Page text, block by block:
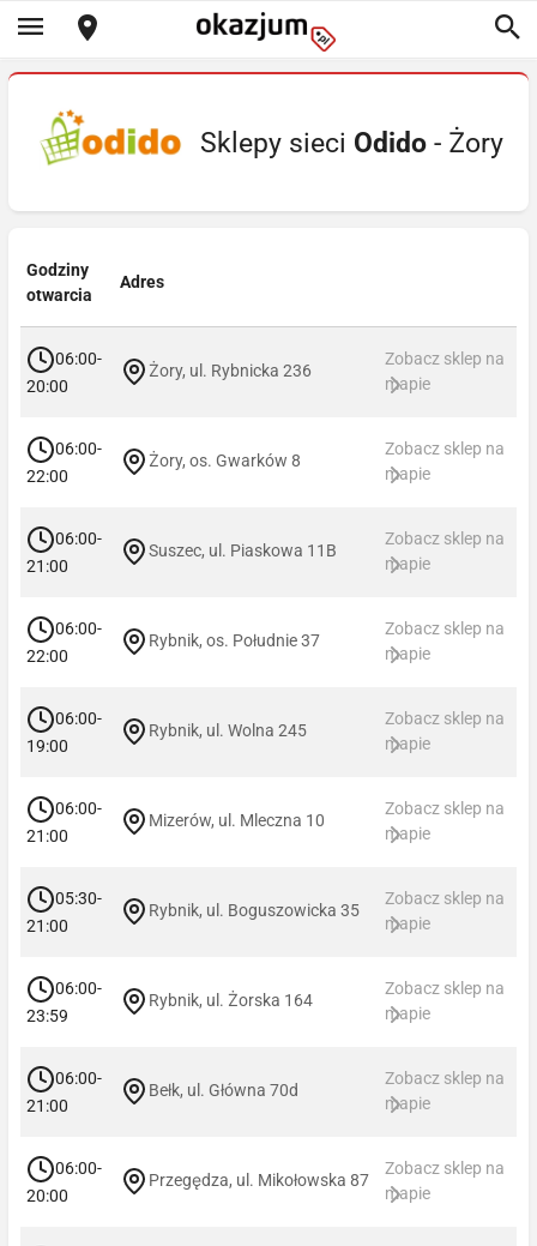
Sklepy sieci Odido - Żory
Godziny
otwarcia
Adres
06:00-
20:00
Żory, ul. Rybnicka 236
Zobacz sklep na
mapie
06:00-
22:00
Żory, os. Gwarków 8
Zobacz sklep na
mapie
06:00-
21:00
Suszec, ul. Piaskowa 11B
Zobacz sklep na
mapie
06:00-
22:00
Rybnik, os. Południe 37
Zobacz sklep na
mapie
06:00-
19:00
Rybnik, ul. Wolna 245
Zobacz sklep na
mapie
06:00-
21:00
Mizerów, ul. Mleczna 10
Zobacz sklep na
mapie
05:30-
21:00
Rybnik, ul. Boguszowicka 35
Zobacz sklep na
mapie
06:00-
23:59
Rybnik, ul. Żorska 164
Zobacz sklep na
mapie
06:00-
21:00
Bełk, ul. Główna 70d
Zobacz sklep na
mapie
06:00-
20:00
Przegędza, ul. Mikołowska 87
Zobacz sklep na
mapie